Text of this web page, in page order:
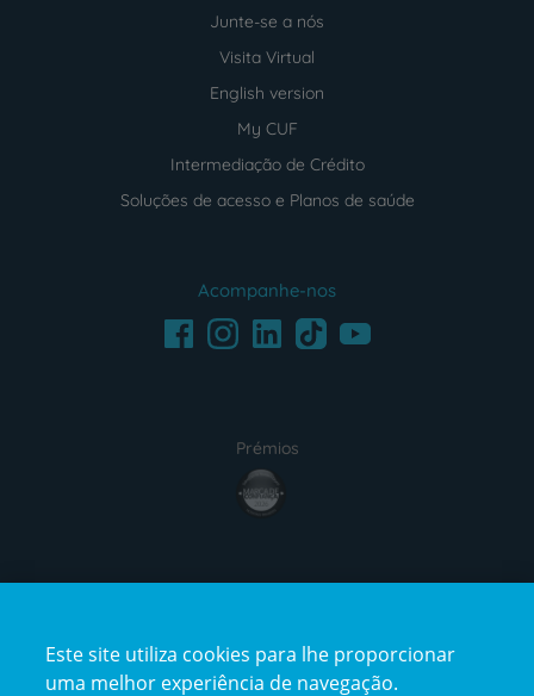
Junte-se a nós
Visita Virtual
English version
My CUF
Intermediação de Crédito
Soluções de acesso e Planos de saúde
Acompanhe-nos
FacebookInstagramLinkedInTikTokYoutube
Prémios
award4
certification2certification3
Este site utiliza cookies para lhe proporcionar
uma melhor experiência de navegação.